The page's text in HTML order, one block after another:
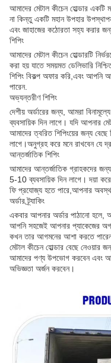
আমাদের মেটাল কীচেন হোল্ডার
না কিন্তু একটি মহান উপহার
এবং জাহাজের কঠোরতা সহ্য করার
শিপিং
আমাদের মেটাল কীচেন হোল্ডারটি
করা হয় যাতে সময়মত ডেলিভারি
শিপিং বিকল্প অফার করি,এবং আপনি
পারেন.
অভ্যন্তরীণ শিপিং
দেশীয় অর্ডারের জন্য, আমরা
ব্যবসায়িক দিন লাগে। যদি আপনার
আমাদের ত্বরিত শিপিংয়ের জন্য বেছে
লাগে।অনুগ্রহ করে মনে রাখবেন যে
আন্তর্জাতিক শিপিং
আমাদের আন্তর্জাতিক গ্রাহকদের জন্য,
5-10 ব্যবসায়িক দিন লাগে। দয়া
ফি প্রযোজ্য হতে পারে,আপনার
অর্ডার ট্র্যাকিং
একবার আপনার অর্ডার পাঠানো হলে,
আপনি সহজেই আপনার প্যাকেজের
কখন তার আগমনের আশা করতে
মেটাল কীচেন হোল্ডার বেছে
আমাদের পণ্য উপভোগ করবেন এবং
অভিজ্ঞতা অর্জন করবেন।